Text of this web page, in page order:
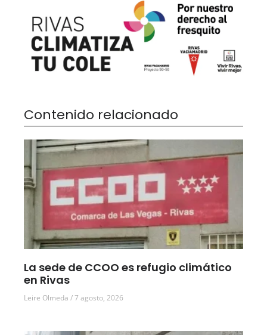
Contenido relacionado
La sede de CCOO es refugio climático
en Rivas
Leire Olmeda 7 agosto, 2026